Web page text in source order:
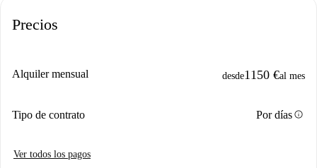
Precios
Alquiler mensual desde1150 €al mes
Tipo de contrato Por díasinfo
Ver todos los pagos